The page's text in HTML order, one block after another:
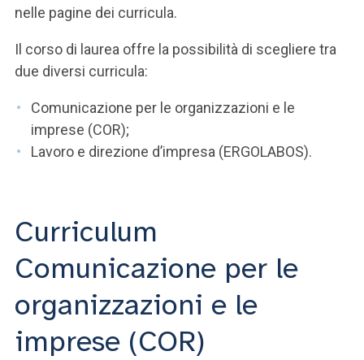
nelle pagine dei curricula.
Il corso di laurea offre la possibilità di scegliere tra
due diversi curricula:
Comunicazione per le organizzazioni e le
imprese (COR);
Lavoro e direzione d’impresa (ERGOLABOS).
Curriculum
Comunicazione per le
organizzazioni e le
imprese (COR)